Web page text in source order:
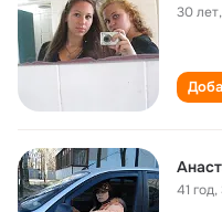
30 лет,
41 год,